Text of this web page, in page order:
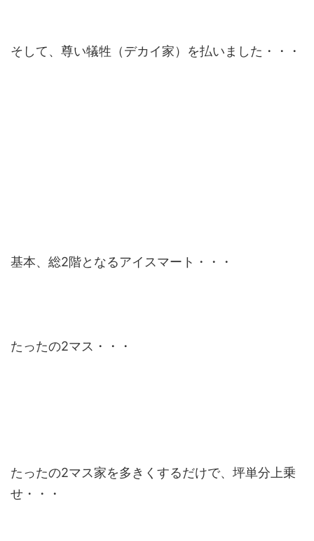
そして、尊い犠牲（デカイ家）を払いました・・・
基本、総2階となるアイスマート・・・
たったの2マス・・・
たったの2マス家を多きくするだけで、坪単分上乗
せ・・・